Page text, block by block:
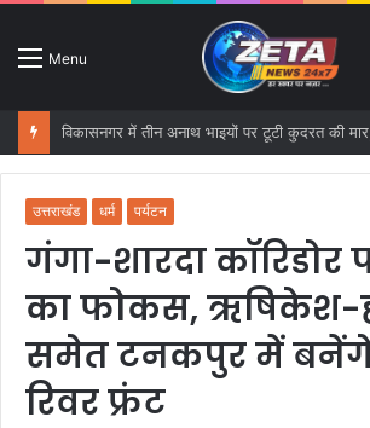
Menu
उत्तराखंड धर्म पर्यटन
गंगा-शारदा कॉरिडोर
का फोकस, ऋषिकेश-
समेत टनकपुर में
रिवर फ्रंट